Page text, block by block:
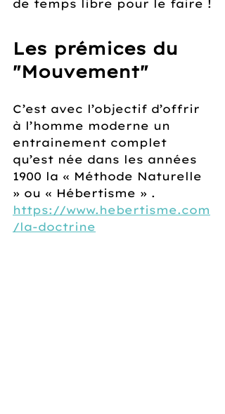
de temps libre pour le faire !
Les prémices du
"Mouvement"
C’est avec l’objectif d’offrir
à l’homme moderne un
entrainement complet
qu’est née dans les années
1900 la « Méthode Naturelle
» ou « Hébertisme » .
https://www.hebertisme.com
/la-doctrine